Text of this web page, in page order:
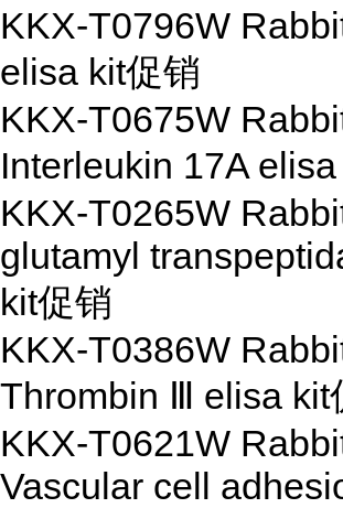
KKX-T0796W
elisa kit促销
KKX-T0675W
Interleukin 17A
KKX-T0265W
glutamyl
kit促销
KKX-T0386W
Thrombin Ⅲ elisa kit
KKX-T0621W
Vascular cell